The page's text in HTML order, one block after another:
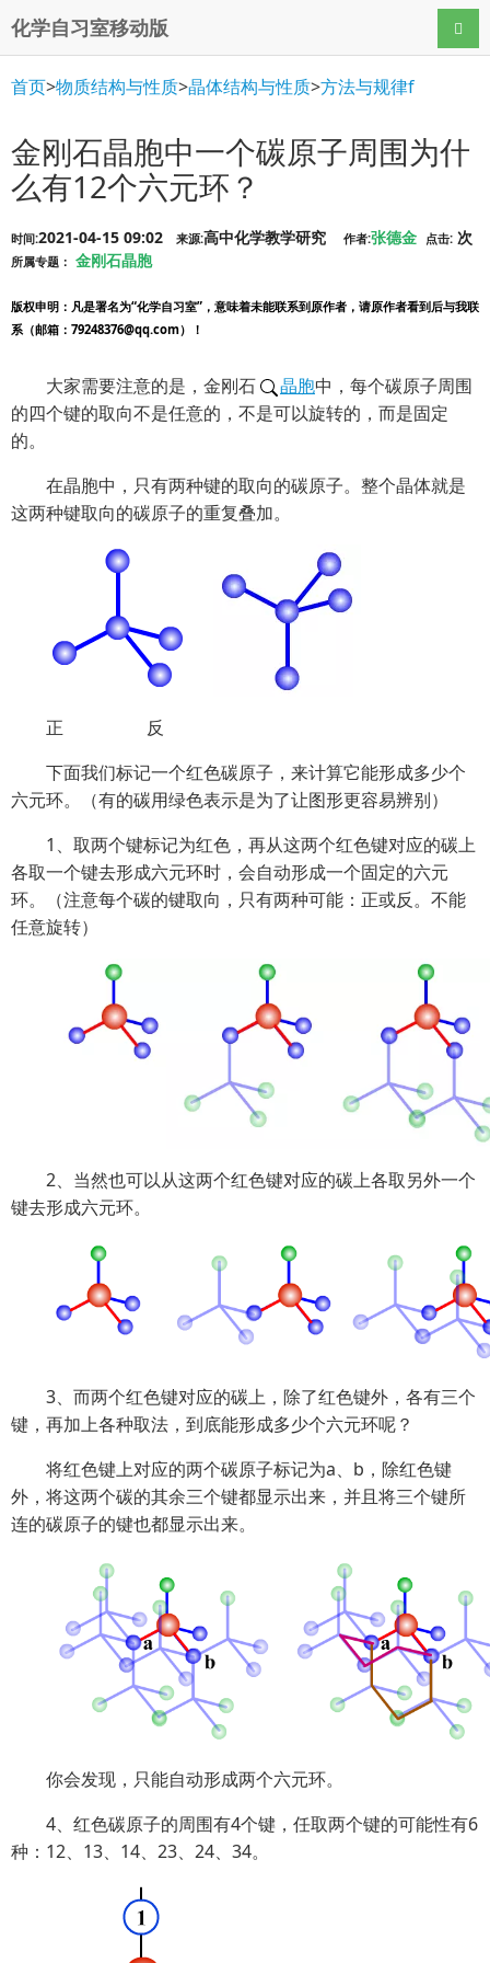
化学自习室移动版 导航
首页>物质结构与性质>晶体结构与性质>方法与规律f
金刚石晶胞中一个碳原子周围为什
么有12个六元环？
时间:2021-04-15 09:02 来源:高中化学教学研究 作者:张德金 点击: 次
所属专题： 金刚石晶胞
版权申明 ：凡是署名为“化学自习室”，意味着未能联系到原作者，请原作者看到后与我联
系（邮箱：79248376@qq.com）！
大家需要注意的是，金刚石 晶胞中，每个碳原子周围
的四个键的取向不是任意的，不是可以旋转的，而是固定
的。
在晶胞中，只有两种键的取向的碳原子。整个晶体就是
这两种键取向的碳原子的重复叠加。
正 反
下面我们标记一个红色碳原子，来计算它能形成多少个
六元环。（有的碳用绿色表示是为了让图形更容易辨别）
1、取两个键标记为红色，再从这两个红色键对应的碳上
各取一个键去形成六元环时，会自动形成一个固定的六元
环。（注意每个碳的键取向，只有两种可能：正或反。不能
任意旋转）
2、当然也可以从这两个红色键对应的碳上各取另外一个
键去形成六元环。
3、而两个红色键对应的碳上，除了红色键外，各有三个
键，再加上各种取法，到底能形成多少个六元环呢？
将红色键上对应的两个碳原子标记为a、b，除红色键
外，将这两个碳的其余三个键都显示出来，并且将三个键所
连的碳原子的键也都显示出来。
你会发现，只能自动形成两个六元环。
4、红色碳原子的周围有4个键，任取两个键的可能性有6
种：12、13、14、23、24、34。